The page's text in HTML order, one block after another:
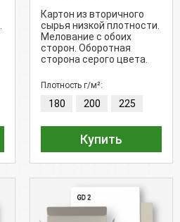
Картон из вторичного
сырья низкой плотности.
Мелование с обоих
сторон. Оборотная
сторона серого цвета.
Плотность г/м²:
180 200 225
Купить